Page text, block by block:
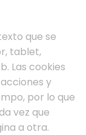
que se
tablet,
Las cookies
y
por lo que
vez que
a otra.